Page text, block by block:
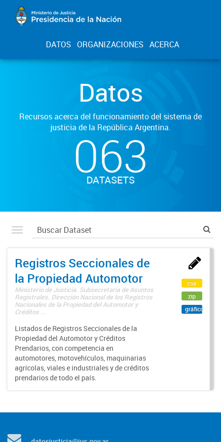
DATOS ORGANIZACIONES ACERCA
Datos
Recursos acerca del funcionamiento del sistema de
justicia de la República Argentina.
063
DATASETS
Registros Seccionales de
la Propiedad Automotor
Ministerio de Justicia. Subsecretaría de Asuntos
Registrales. Dirección Nacional de los Registros
Nacionales de la Propiedad del Automotor y
Créditos ...
Listados de Registros Seccionales de la
Propiedad del Automotor y Créditos
Prendarios, con competencia en
automotores, motovehículos, maquinarias
agrícolas, viales e industriales y de créditos
prendarios de todo el país.
csv
zip
gráfico